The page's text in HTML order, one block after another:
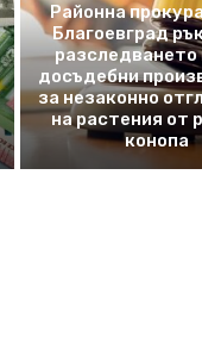
Районна
Благоевград
разследването
досъдебни
за незаконно
на растения от
конопа